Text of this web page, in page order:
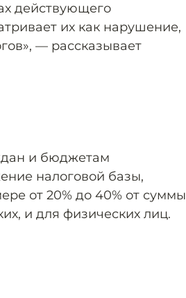
действующего
их как нарушение,
— рассказывает
и бюджетам
налоговой базы,
от 20% до 40% от суммы
и для физических лиц.